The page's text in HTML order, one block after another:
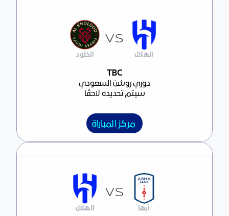
مركز المباراةTBC
دوري روشن السعودي
سيتم تحديده لاحقًا
الهلال
VS
الخلود
مركز المباراة
أبها
VS
الهلال